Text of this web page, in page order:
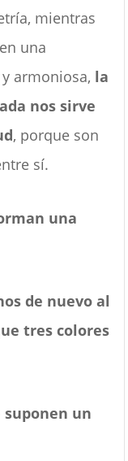
mientras
una
armoniosa, la
nos sirve
, porque son
sí.
una
de nuevo al
tres colores
un